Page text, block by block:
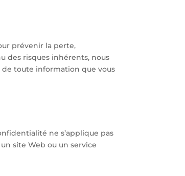
prévenir la perte,
des risques inhérents, nous
de toute information que vous
ne s’applique pas
site Web ou un service